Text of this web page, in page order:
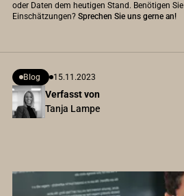
oder Daten dem heutigen Stand. Benötigen
Einschätzungen? Sprechen Sie uns gerne an!
Verfasst von
Tanja Lampe
Blog 15.11.2023